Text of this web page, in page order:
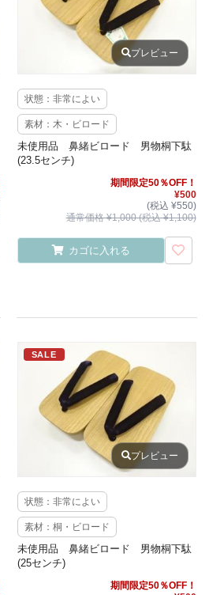
プレビュー
状態：非常によい
素材：木・ビロード
未使用品 鼻緒ビロード 男物桐下駄
(23.5センチ)
期間限定50％OFF！
¥500
(税込 ¥550)
通常価格 ¥1,000 (税込 ¥1,100)
カゴに入れる
SALE
プレビュー
状態：非常によい
素材：桐・ビロード
未使用品 鼻緒ビロード 男物桐下駄
(25センチ)
期間限定50％OFF！